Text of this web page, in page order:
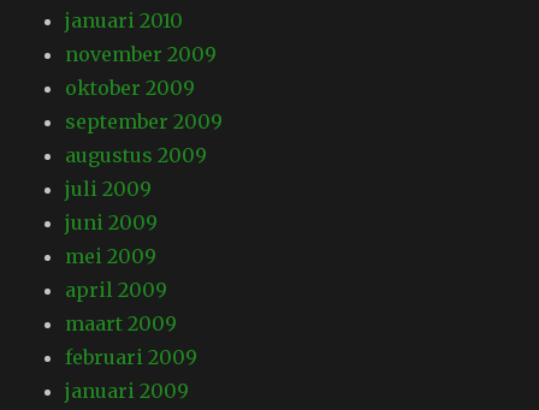
januari 2010
november 2009
oktober 2009
september 2009
augustus 2009
juli 2009
juni 2009
mei 2009
april 2009
maart 2009
februari 2009
januari 2009